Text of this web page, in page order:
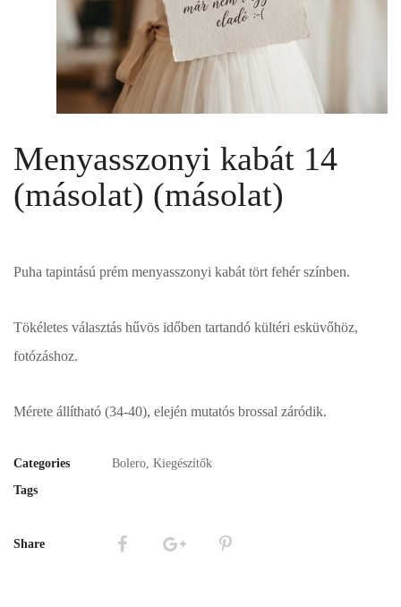
Menyasszonyi kabát 14
(másolat) (másolat)
Puha tapintású prém menyasszonyi kabát tört fehér színben.
Tökéletes választás hűvös időben tartandó kültéri esküvőhöz,
fotózáshoz.
Mérete állítható (34-40), elején mutatós brossal záródik.
Categories Bolero, Kiegészítők
Tags
Share